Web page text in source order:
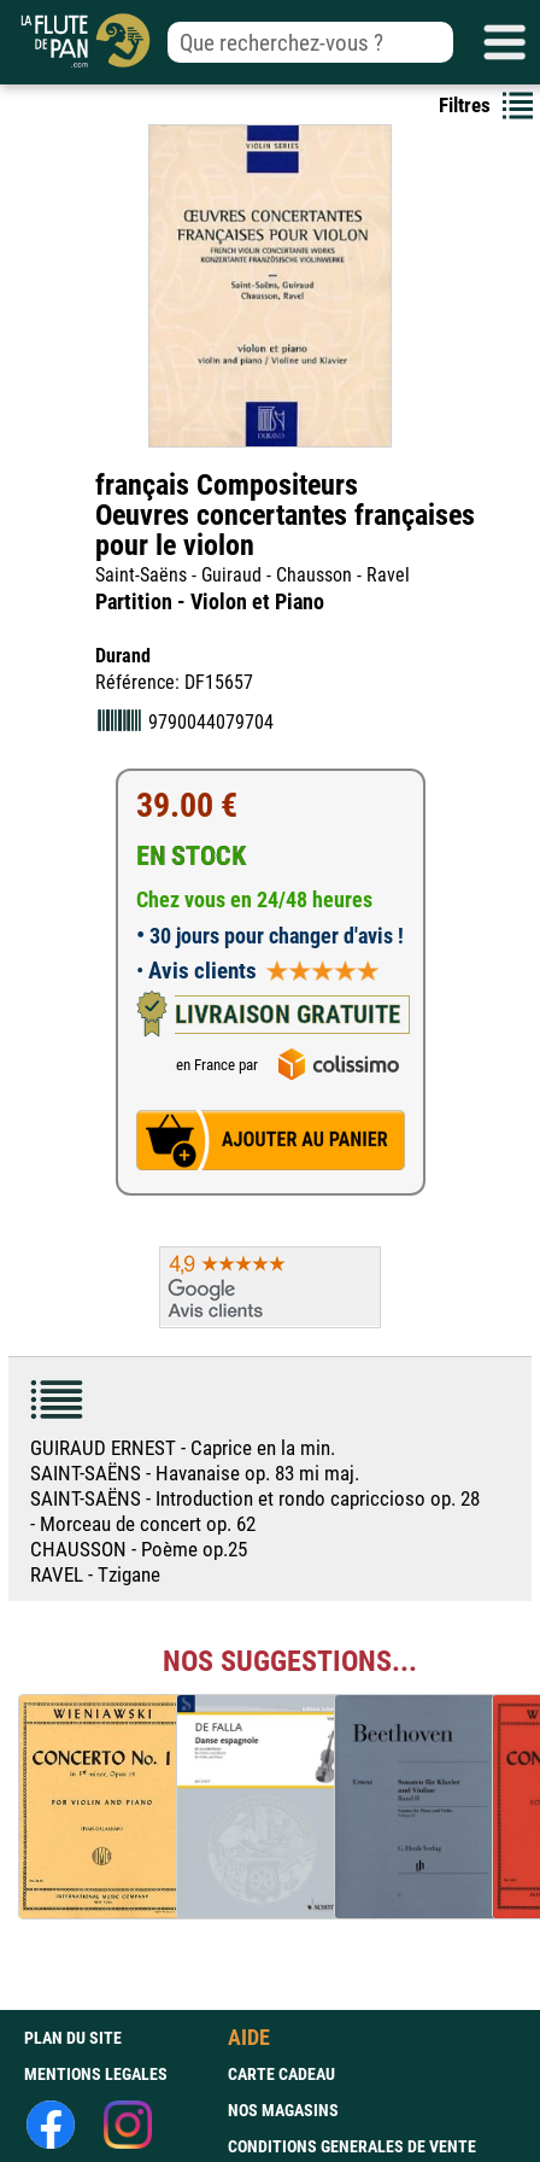
Filtres
français Compositeurs
Oeuvres concertantes françaises
pour le violon
Saint-Saëns - Guiraud - Chausson - Ravel
Partition - Violon et Piano
Durand
Référence: DF15657
9790044079704
39.00 €
EN STOCK
Chez vous en 24/48 heures
• 30 jours pour changer d'avis !
• Avis clients
LIVRAISON GRATUITE
en France par
GUIRAUD ERNEST - Caprice en la min.
SAINT-SAËNS - Havanaise op. 83 mi maj.
SAINT-SAËNS - Introduction et rondo capriccioso op. 28
- Morceau de concert op. 62
CHAUSSON - Poème op.25
RAVEL - Tzigane
NOS SUGGESTIONS...
PLAN DU SITE
MENTIONS LEGALES
AIDE
CARTE CADEAU
NOS MAGASINS
CONDITIONS GENERALES DE VENTE